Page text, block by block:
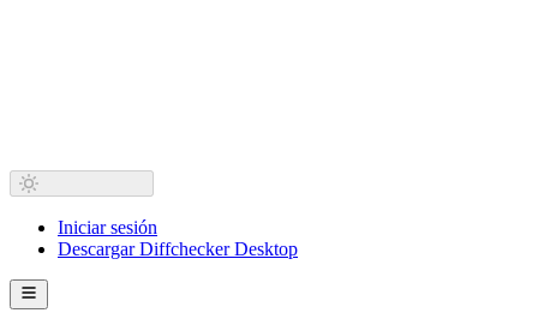
Iniciar sesión
Descargar Diffchecker Desktop